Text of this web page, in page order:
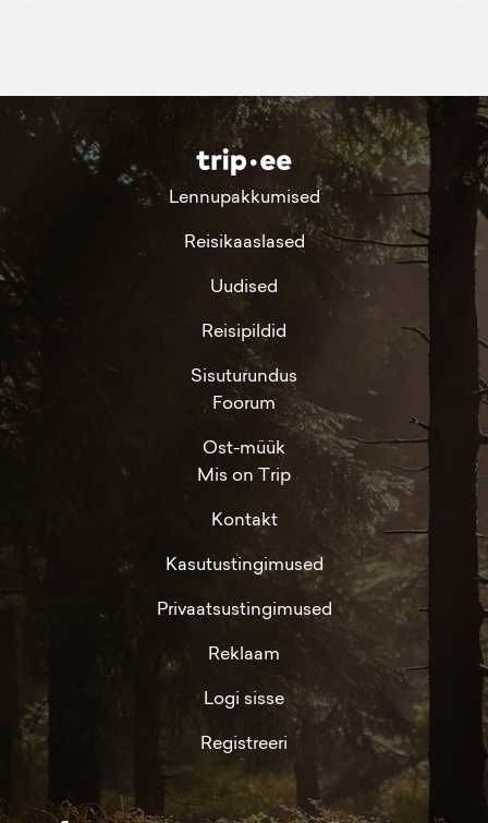
Lennupakkumised
Reisikaaslased
Uudised
Reisipildid
Sisuturundus
Foorum
Ost-müük
Mis on Trip
Kontakt
Kasutustingimused
Privaatsustingimused
Reklaam
Logi sisse
Registreeri